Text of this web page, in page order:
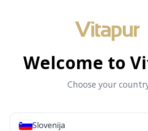
Welcome to
Choose your
Slovenija